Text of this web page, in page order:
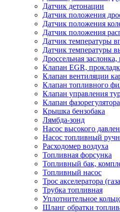
Датчик детонации
Датчик положения
Датчик положения
Датчик положения
Датчик температуры
Датчик температуры
Дроссельная заслонка,
Клапан EGR,
Клапан вентиляции
Клапан топливного
Клапан управления
Клапан фазорегулятора
Крышка бензобака
Лямбда-зонд
Насос высокого
Насос топливный
Расходомер воздуха
Топливная форсунка
Топливный бак,
Топливный насос
Трос акселератора
Трубка топливная
Уплотнительное
Шланг обратки